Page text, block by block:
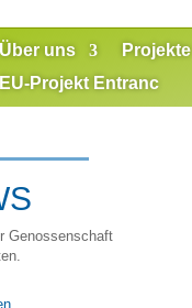
Über uns Projekte
EU-Projekt Entranc
Genossenschaft